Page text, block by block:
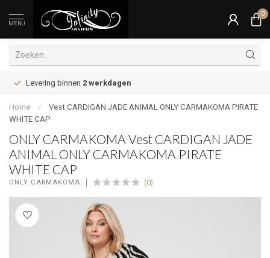
MENU
0
Levering binnen 2 werkdagen
Home /
Vest CARDIGAN JADE ANIMAL ONLY CARMAKOMA PIRATE
WHITE CAP
ONLY CARMAKOMA Vest CARDIGAN JADE
ANIMAL ONLY CARMAKOMA PIRATE
WHITE CAP
ONLY CARMAKOMA (0)